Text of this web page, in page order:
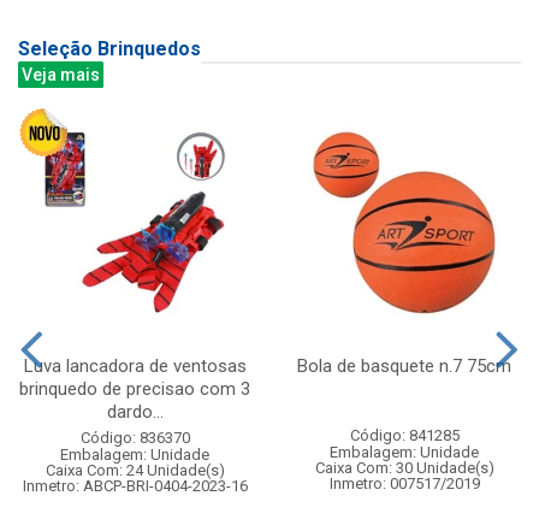
Seleção Brinquedos
Veja mais
Luva lancadora de ventosas
brinquedo de precisao com 3
dardo...
Código: 836370
Embalagem: Unidade
Caixa Com: 24 Unidade(s)
Inmetro: ABCP-BRI-0404-2023-16
Bola de basquete n.7 75cm
Código: 841285
Embalagem: Unidade
Caixa Com: 30 Unidade(s)
Inmetro: 007517/2019